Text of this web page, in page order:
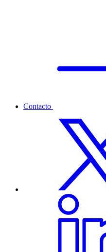
Contacto